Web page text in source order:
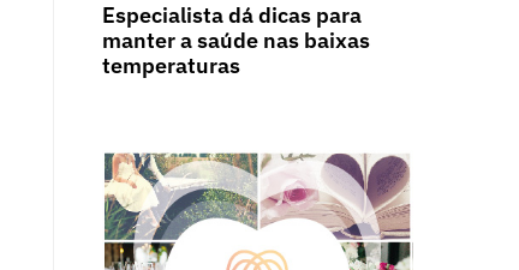
Especialista dá dicas para
manter a saúde nas baixas
temperaturas